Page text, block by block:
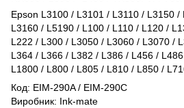
Epson L3100 / L3101 / L3110 / L3150 /
L3160 / L5190 / L100 / L110 / L120 /
L222 / L300 / L3050 / L3060 / L3070 /
L364 / L366 / L382 / L386 / L456 /
L1800 / L800 / L805 / L810 / L850 /
Код: EIM-290A / EIM-290C
Виробник: Ink-mate